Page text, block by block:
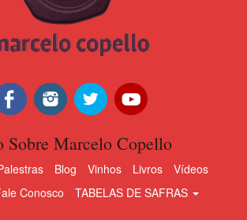
Sobre Marcelo Copello
Blog Vinhos Livros
Vídeos
Conosco TABELAS DE SAFRAS